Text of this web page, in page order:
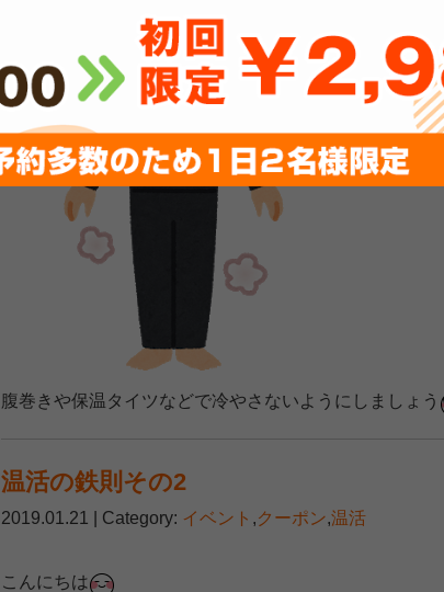
腹巻きや保温タイツなどで冷やさないようにしましょう
温活の鉄則その2
2019.01.21 | Category: イベント ,クーポン,温活
こんにちは